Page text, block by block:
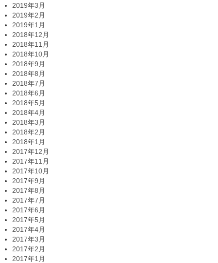
2019年3月
2019年2月
2019年1月
2018年12月
2018年11月
2018年10月
2018年9月
2018年8月
2018年7月
2018年6月
2018年5月
2018年4月
2018年3月
2018年2月
2018年1月
2017年12月
2017年11月
2017年10月
2017年9月
2017年8月
2017年7月
2017年6月
2017年5月
2017年4月
2017年3月
2017年2月
2017年1月